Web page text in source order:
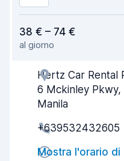
Facile da trovare
Gentilezza degli agenti
Rapidità del ritiro
Rapidità della riconsegna
Pulizia del veicolo
38 € – 74 €
al giorno
Hertz Car Rental
6 Mckinley Pkwy,
Manila
+639532432605
Mostra l'orario di